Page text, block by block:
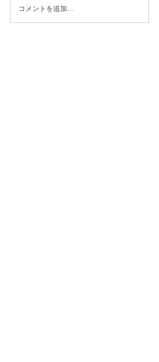
福岡市植物園「ときめき
ショップ」に出店してい
コメントを追加…